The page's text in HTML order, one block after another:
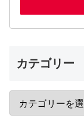
カテゴリー